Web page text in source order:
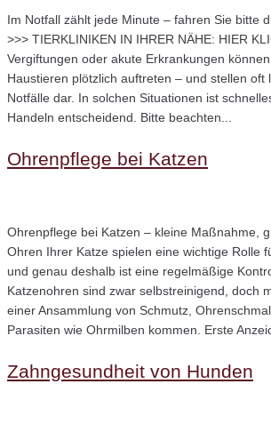
Im Notfall zählt jede Minute – fahren Sie bitte
>>> TIERKLINIKEN IN IHRER NÄHE: HIER
Vergiftungen oder akute Erkrankungen
Haustieren plötzlich auftreten – und stellen oft
Notfälle dar. In solchen Situationen ist
Handeln entscheidend. Bitte beachten...
Ohrenpflege bei Katzen
Ohrenpflege bei Katzen – kleine Maßnahme,
Ohren Ihrer Katze spielen eine wichtige Rolle
und genau deshalb ist eine regelmäßige
Katzenohren sind zwar selbstreinigend, doch
einer Ansammlung von Schmutz,
Parasiten wie Ohrmilben kommen. Erste
Zahngesundheit von Hunden